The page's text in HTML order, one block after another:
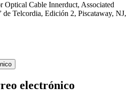
Optical Cable Innerduct, Associated
de Telcordia, Edición 2, Piscataway, NJ,
electrónico